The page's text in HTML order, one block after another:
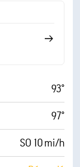
72° F
69 %
10 mi
24900 pi
93°
97°
SO 10 mi/h